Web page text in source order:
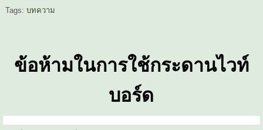
Tags: บทความ
ข้อห้ามในการใช้กระดานไวท์
บอร์ด